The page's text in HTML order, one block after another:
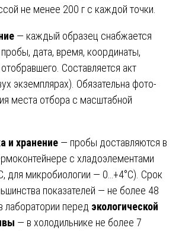
не менее 200 г с каждой точки.
— каждый образец снабжается
дата, время, координаты,
Составляется акт
экземплярах). Обязательна фото-
места отбора с масштабной
и хранение — пробы доставляются в
с хладоэлементами
для микробиологии — 0…+4°C). Срок
показателей — не более 48
лаборатории перед экологической
— в холодильнике не более 7